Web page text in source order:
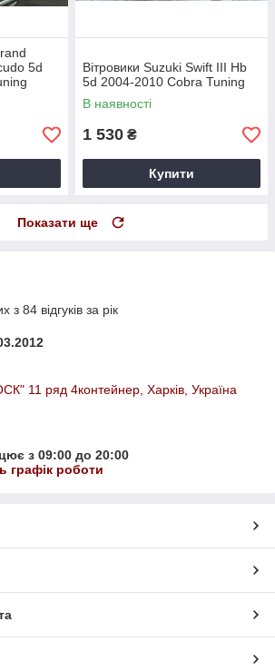
5d
Вітровики Suzuki Swift III Hb
5d 2004-2010 Cobra Tuning
В наявності
1 530 ₴
Купити
Показати ще
з 84 відгуків за рік
11 ряд 4контейнер, Харків, Україна
з 09:00 до 20:00
графік роботи